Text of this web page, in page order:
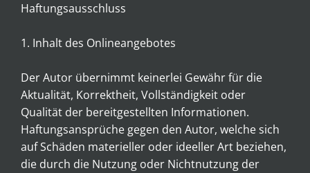
Haftungsausschluss
1. Inhalt des Onlineangebotes
Der Autor übernimmt keinerlei Gewähr für die
Aktualität, Korrektheit, Vollständigkeit oder
Qualität der bereitgestellten Informationen.
Haftungsansprüche gegen den Autor, welche sich
auf Schäden materieller oder ideeller Art beziehen,
die durch die Nutzung oder Nichtnutzung der